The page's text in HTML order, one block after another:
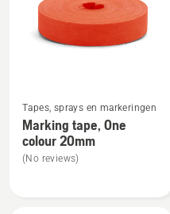
producten
meer
details
over
Marking
Tapes, sprays en markeringen
Marking tape, One
colour 20mm
(No reviews)